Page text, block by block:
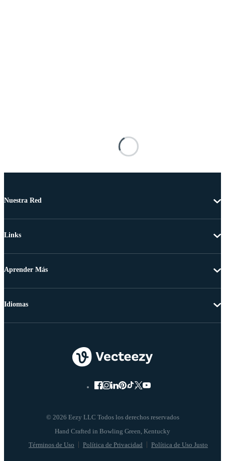
Nuestra Red
Links
Aprender Más
© 2026 Eezy LLC Todos los derechos reservados
Términos de Uso Política de Privacidad Política de Uso Justo
Idiomas